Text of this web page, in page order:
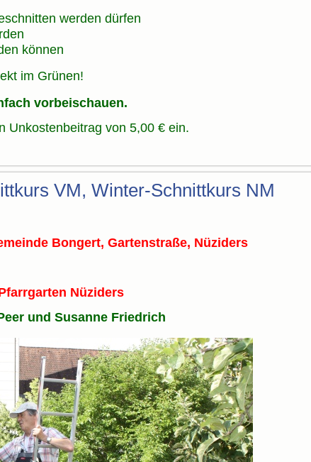
werden dürfen
können
im Grünen!
vorbeischauen.
Unkostenbeitrag von 5,00 € ein.
VM, Winter-Schnittkurs NM
Bongert, Gartenstraße, Nüziders
Nüziders
und Susanne Friedrich